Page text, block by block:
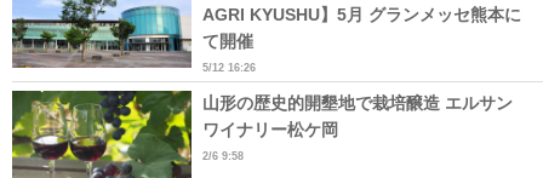
AGRI KYUSHU】5月 グランメッセ熊本に
て開催
5/12 16:26
山形の歴史的開墾地で栽培醸造 エルサン
ワイナリー松ケ岡
2/6 9:58